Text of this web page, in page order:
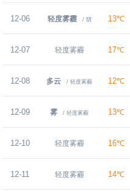
12-06 轻度雾霾 / 阴 13℃
12-07 轻度雾霾 17℃
12-08 多云 / 轻度雾霾 12℃
12-09 雾 / 轻度雾霾 13℃
12-10 轻度雾霾 16℃
12-11 轻度雾霾 14℃